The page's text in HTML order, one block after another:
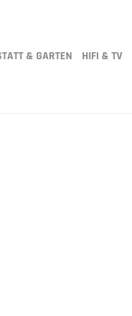
& GARTEN HIFI & TV